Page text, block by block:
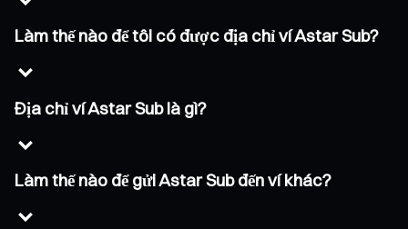
Làm thế nào để tôi có được địa chỉ ví Astar Sub?
Địa chỉ ví Astar Sub là gì?
Làm thế nào để gửi Astar Sub đến ví khác?